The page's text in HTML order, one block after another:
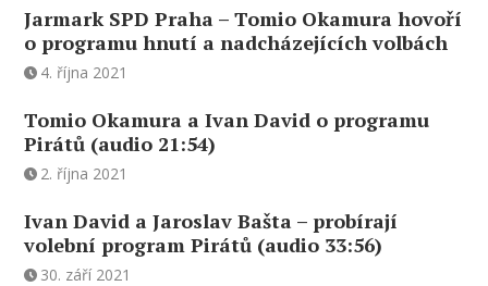
Jarmark SPD Praha – Tomio Okamura hovoří
o programu hnutí a nadcházejících volbách
4. října 2021
Tomio Okamura a Ivan David o programu
Pirátů (audio 21:54)
2. října 2021
Ivan David a Jaroslav Bašta – probírají
volební program Pirátů (audio 33:56)
30. září 2021